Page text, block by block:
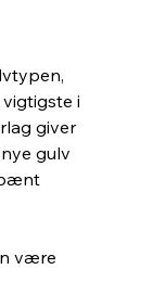
i
giver
gulv
være